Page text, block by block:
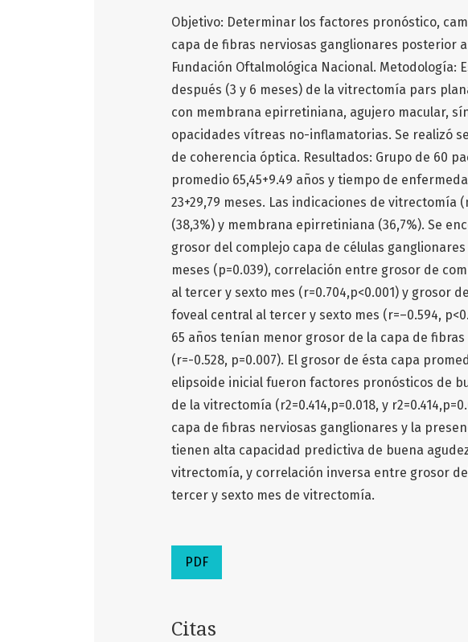
Objetivo: Determinar los factores pronóstico,
capa de fibras nerviosas ganglionares posterior
Fundación Oftalmológica Nacional. Metodología:
después (3 y 6 meses) de la vitrectomía pars
con membrana epirretiniana, agujero macular,
opacidades vítreas no-inflamatorias. Se realizó
de coherencia óptica. Resultados: Grupo de 60
promedio 65,45+9.49 años y tiempo de
23+29,79 meses. Las indicaciones de vitrectomía
(38,3%) y membrana epirretiniana (36,7%). Se
grosor del complejo capa de células
meses (p=0.039), correlación entre grosor de
al tercer y sexto mes (r=0.704,p<0.001) y grosor
foveal central al tercer y sexto mes (r=–0.594,
65 años tenían menor grosor de la capa de
(r=-0.528, p=0.007). El grosor de ésta capa
elipsoide inicial fueron factores pronósticos de
de la vitrectomía (r2=0.414,p=0.018, y
capa de fibras nerviosas ganglionares y la
tienen alta capacidad predictiva de buena
vitrectomía, y correlación inversa entre grosor
tercer y sexto mes de vitrectomía.
PDF
Citas